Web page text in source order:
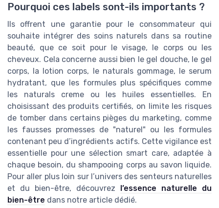
Pourquoi ces labels sont-ils importants ?
Ils offrent une garantie pour le consommateur qui
souhaite intégrer des soins naturels dans sa routine
beauté, que ce soit pour le visage, le corps ou les
cheveux. Cela concerne aussi bien le gel douche, le gel
corps, la lotion corps, le naturals gommage, le serum
hydratant, que les formules plus spécifiques comme
les naturals creme ou les huiles essentielles. En
choisissant des produits certifiés, on limite les risques
de tomber dans certains pièges du marketing, comme
les fausses promesses de "naturel" ou les formules
contenant peu d’ingrédients actifs. Cette vigilance est
essentielle pour une sélection smart care, adaptée à
chaque besoin, du shampooing corps au savon liquide.
Pour aller plus loin sur l’univers des senteurs naturelles
et du bien-être, découvrez l’essence naturelle du
bien-être dans notre article dédié.